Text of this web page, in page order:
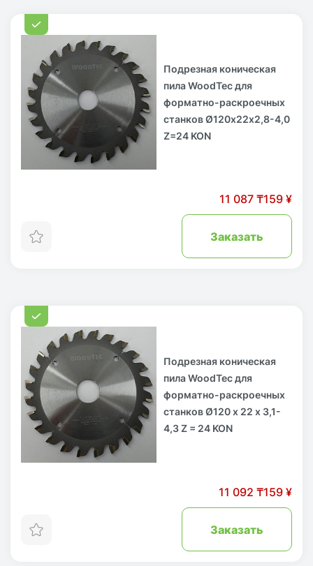
Подрезная коническая
пила WoodTec для
форматно-раскроечных
станков Ø120х22х2,8-4,0
Z=24 KON
11 087 ₸159 ¥
Заказать
Подрезная коническая
пила WoodTec для
форматно-раскроечных
станков Ø120 х 22 х 3,1-
4,3 Z = 24 KON
11 092 ₸159 ¥
Заказать